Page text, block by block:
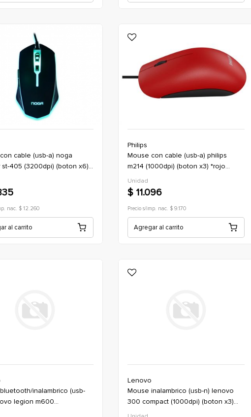
st-405 (3200dpi) (boton x6)
nac. $ 12.260
al carrito
Philips
mouse con cable (usb-a) philips
m214 (1000dpi) (boton x3) *rojo
(oficina)
Unidad
$ 11.096
Precio s/imp. nac. $ 9.170
Agregar al carrito
legion m600
(boton x8) *negro
Lenovo
mouse inalambrico (usb-n) lenovo
300 compact (1000dpi) (boton x3)
*gris (oficina)